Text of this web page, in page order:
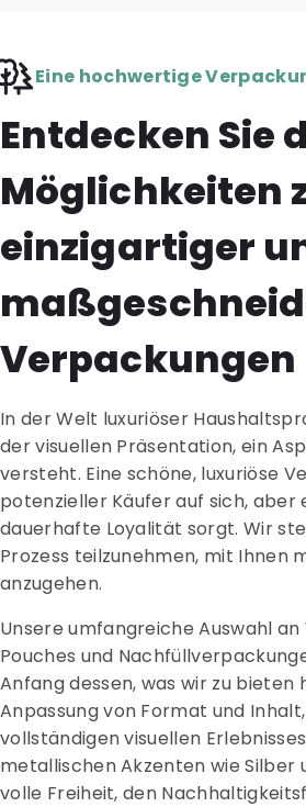
Eine hochwertige
Entdecken Sie
Möglichkeiten
einzigartiger
Verpackungen
In der Welt luxuriöser
der visuellen Präsentation, ein
versteht. Eine schöne, luxuriöse
potenzieller Käufer auf sich, aber
dauerhafte Loyalität sorgt. Wir
Prozess teilzunehmen, mit Ihnen
anzugehen.
Unsere umfangreiche Auswahl
Pouches und
Anfang dessen, was wir zu
Anpassung von Format und
vollständigen visuellen
metallischen Akzenten wie Silber
volle Freiheit, den